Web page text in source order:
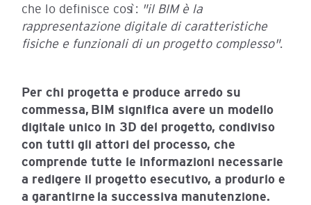
che lo definisce così: "il BIM è la
rappresentazione digitale di caratteristiche
fisiche e funzionali di un progetto complesso".
Per chi progetta e produce arredo su
commessa, BIM significa avere un modello
digitale unico in 3D del progetto, condiviso
con tutti gli attori del processo, che
comprende tutte le informazioni necessarie
a redigere il progetto esecutivo, a produrlo e
a garantirne la successiva manutenzione.